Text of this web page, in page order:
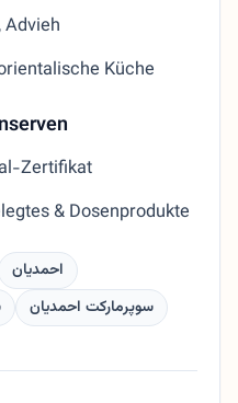
Advieh
Küche
Zertifikat
& Dosenprodukte
احمدیان
سوپرمارکت احمدیان